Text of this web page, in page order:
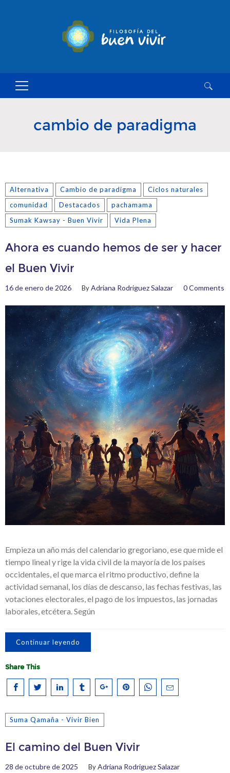
Buscar:cambio de paradigma
Alternativa Cambio de paradigma
Ciclos naturales
comunidad
Destacados
pachamama
Sumak Kawsay - Buen Vivir
Vida Plena
Ahora es cuando hemos de ser y hacer
el Buen Vivir
16 de enero de 2026 ByAdriana Rodriguez Salazar 0 Comments
Empieza un año más del calendario gregoriano, ese que mide el
tiempo lineal y rige la vida civil de la mayoría de los países
occidentales, el que marca el ritmo productivo, define la
actividad semanal, los días de descanso, las fechas festivas, las
votaciones electorales, el pago de los impuestos, las jornadas
laborales, etcétera. Según
Continuar leyendo
Share This
Suma Qamaña - Vivir Bien
El camino del Buen Vivir
28 de octubre de 2025 ByAdriana Rodriguez Salazar